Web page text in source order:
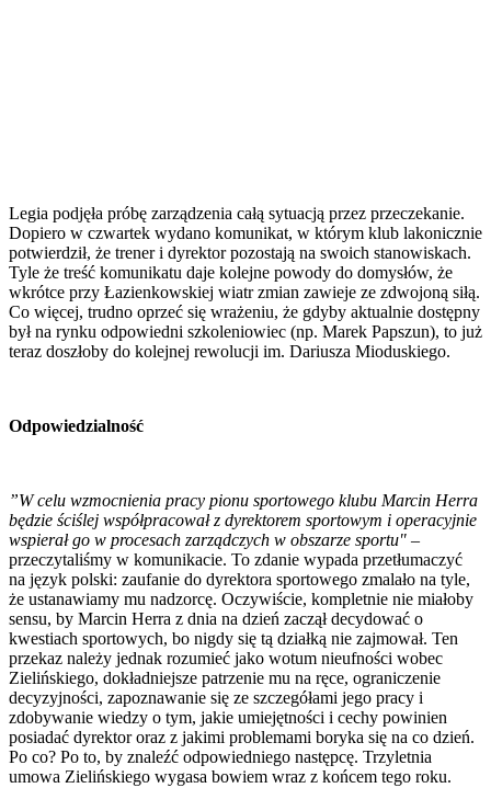
Legia podjęła próbę zarządzenia całą sytuacją przez przeczekanie.
Dopiero w czwartek wydano komunikat, w którym klub lakonicznie
potwierdził, że trener i dyrektor pozostają na swoich stanowiskach.
Tyle że treść komunikatu daje kolejne powody do domysłów, że
wkrótce przy Łazienkowskiej wiatr zmian zawieje ze zdwojoną siłą.
Co więcej, trudno oprzeć się wrażeniu, że gdyby aktualnie dostępny
był na rynku odpowiedni szkoleniowiec (np. Marek Papszun), to już
teraz doszłoby do kolejnej rewolucji im. Dariusza Mioduskiego.
Odpowiedzialność
”W celu wzmocnienia pracy pionu sportowego klubu Marcin Herra
będzie ściślej współpracował z dyrektorem sportowym i operacyjnie
wspierał go w procesach zarządczych w obszarze sportu" –
przeczytaliśmy w komunikacie. To zdanie wypada przetłumaczyć
na język polski: zaufanie do dyrektora sportowego zmalało na tyle,
że ustanawiamy mu nadzorcę. Oczywiście, kompletnie nie miałoby
sensu, by Marcin Herra z dnia na dzień zaczął decydować o
kwestiach sportowych, bo nigdy się tą działką nie zajmował. Ten
przekaz należy jednak rozumieć jako wotum nieufności wobec
Zielińskiego, dokładniejsze patrzenie mu na ręce, ograniczenie
decyzyjności, zapoznawanie się ze szczegółami jego pracy i
zdobywanie wiedzy o tym, jakie umiejętności i cechy powinien
posiadać dyrektor oraz z jakimi problemami boryka się na co dzień.
Po co? Po to, by znaleźć odpowiedniego następcę. Trzyletnia
umowa Zielińskiego wygasa bowiem wraz z końcem tego roku.